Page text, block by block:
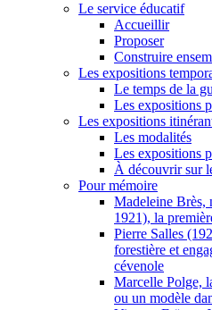
Le service éducatif
Accueillir
Proposer
Construire
Les expositions
Le temps de la
Les expositions
Les expositions
Les modalités
Les expositions
À découvrir sur
Pour mémoire
Madeleine Brès,
1921), la
Pierre Salles
forestière et
cévenole
Marcelle Polge,
ou un modèle